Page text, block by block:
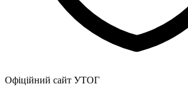
Одеська область
Полтавська область
Рівненська область
Сумська область
Харківська область
Офіційний сайт УТОГ